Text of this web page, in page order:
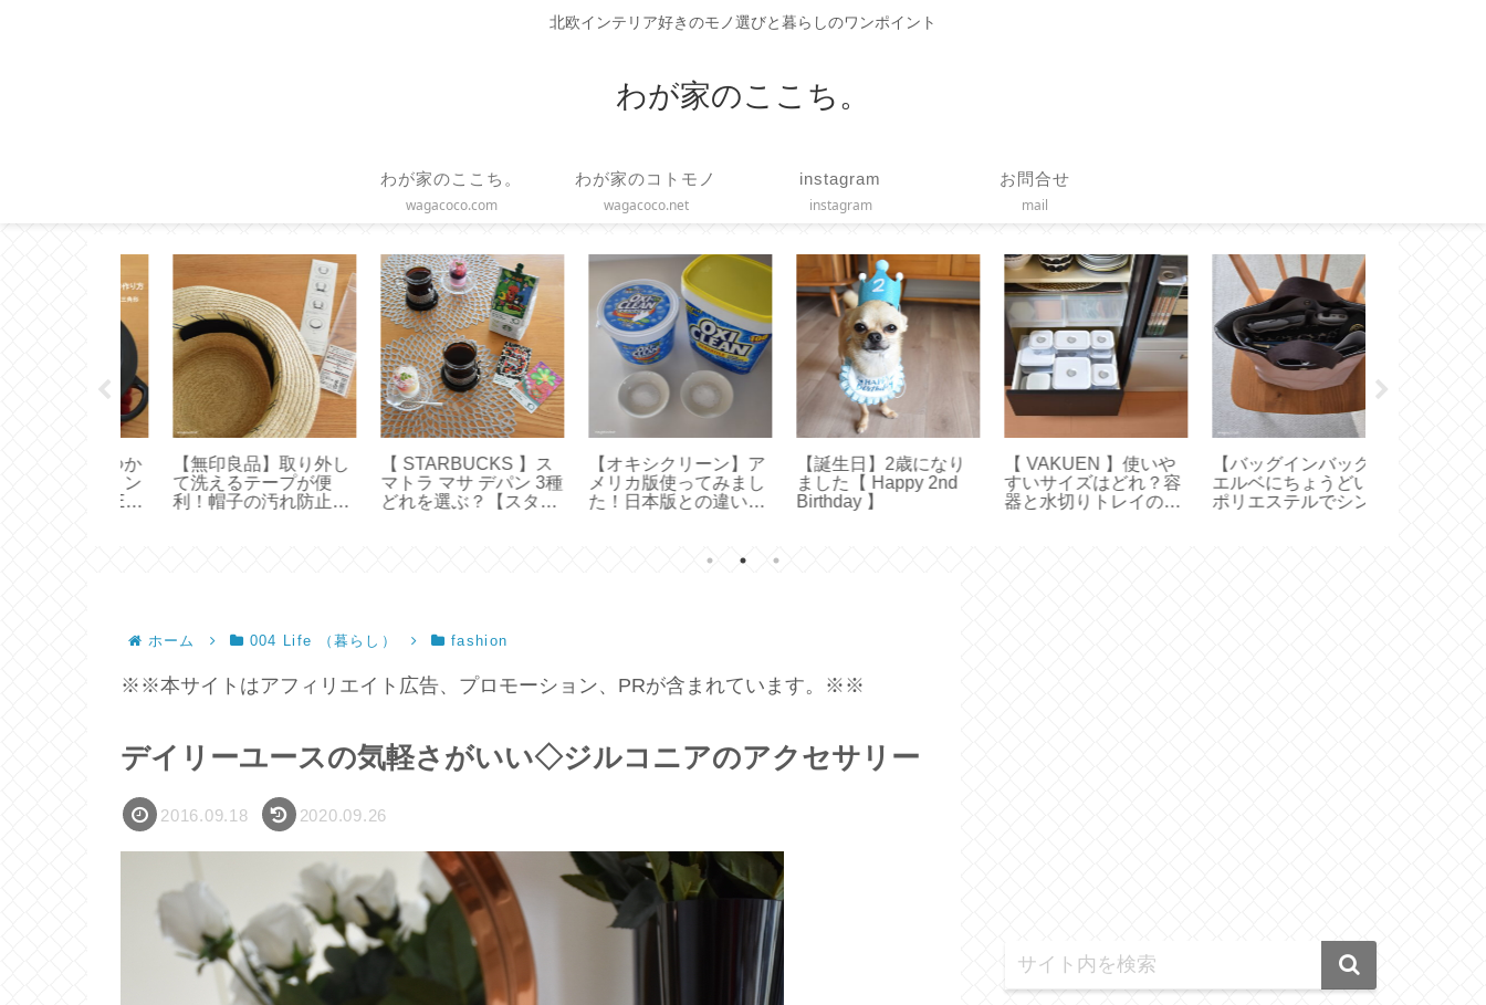
北欧インテリア好きのモノ選びと暮らしのワンポイント
わが家のここち。
わが家のここち。
wagacoco.com
わが家のコトモノ
wagacoco.net
instagram
instagram
お問合せ
mail
【無印良品】取り外し
て洗えるテープが便
利！帽子の汚れ防止テ
【 STARBUCKS 】ス
マトラ マサ デパン 3種
どれを選ぶ？【スター
【オキシクリーン】ア
メリカ版使ってみまし
た！日本版との違い
【誕生日】2歳になり
ました【 Happy 2nd
Birthday 】
【 VAKUEN 】使いや
すいサイズはどれ？容
器と水切りトレイのサ
【バッグインバッグ】
エルベにちょうどいい
ポリエステルでシンプ
ホーム 004 Life （暮らし） fashion
※※本サイトはアフィリエイト広告、プロモーション、PRが含まれています。※※
デイリーユースの気軽さがいい◇ジルコニアのアクセサリー
2016.09.18 2020.09.26